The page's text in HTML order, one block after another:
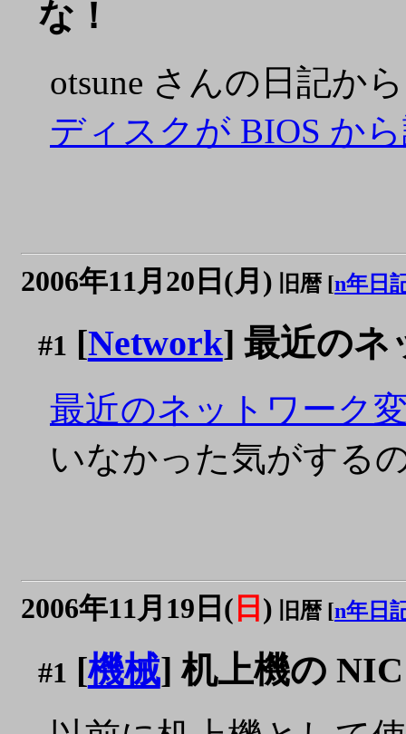
な！
otsune さんの日記か
ディスクが BIOS か
2006年11月20日(月) 旧暦 [n年日
#1 [Network] 最近のネ
最近のネットワーク
いなかった気がする
2006年11月19日( 日 ) 旧暦 [n年日
#1 [機械] 机上機の